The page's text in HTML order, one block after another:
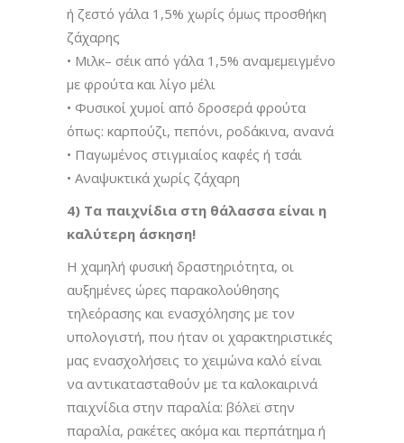
ή ζεστό γάλα 1,5% χωρίς όμως προσθήκη
ζάχαρης
• Μιλκ– σέικ από γάλα 1,5% αναμεμειγμένο
με φρούτα και λίγο μέλι
• Φυσικοί χυμοί από δροσερά φρούτα
όπως: καρπούζι, πεπόνι, ροδάκινα, ανανά
• Παγωμένος στιγμιαίος καφές ή τσάι
• Αναψυκτικά χωρίς ζάχαρη
4) Τα παιχνίδια στη θάλασσα είναι η
καλύτερη άσκηση!
Η χαμηλή φυσική δραστηριότητα, οι
αυξημένες ώρες παρακολούθησης
τηλεόρασης και ενασχόλησης με τον
υπολογιστή, που ήταν οι χαρακτηριστικές
μας ενασχολήσεις το χειμώνα καλό είναι
να αντικατασταθούν με τα καλοκαιρινά
παιχνίδια στην παραλία: βόλεϊ στην
παραλία, ρακέτες ακόμα και περπάτημα ή